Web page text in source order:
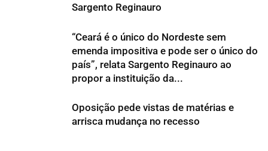
Sargento Reginauro
“Ceará é o único do Nordeste sem
emenda impositiva e pode ser o único do
país”, relata Sargento Reginauro ao
propor a instituição da...
Oposição pede vistas de matérias e
arrisca mudança no recesso